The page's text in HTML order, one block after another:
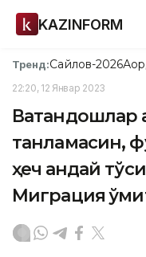
KAZINFORM
Тренд:Сайлов-2026
22:20, 12 Январ 2023
Ватандошлар
танламасин,
ҳеч қандай
Миграция